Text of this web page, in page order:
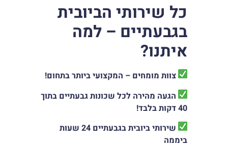
כל שירותי הביובית
בגבעתיים – למה
איתנו?
צוות מומחים – המקצועי ביותר בתחום!
הגעה מהירה לכל שכונות גבעתיים בתוך
40 דקות בלבד!
שירותי ביובית בגבעתיים 24 שעות
ביממה